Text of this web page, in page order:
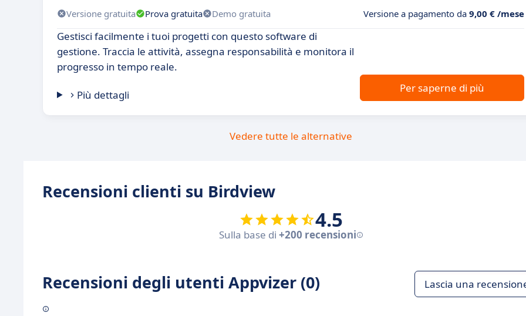
Versione gratuita Prova gratuita Demo gratuita Versione a pagamento da 9,00 € /mese
Gestisci facilmente i tuoi progetti con questo software di
gestione. Traccia le attività, assegna responsabilità e monitora il
progresso in tempo reale.
Più dettagli
Per saperne di più
Vedere tutte le alternative
Recensioni clienti su Birdview
4.5
Sulla base di +200 recensioni
Recensioni degli utenti Appvizer (0) Lascia una